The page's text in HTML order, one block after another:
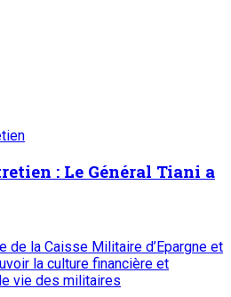
: Le Général Tiani a
de la Caisse Militaire d’Epargne et
la culture financière et
vie des militaires